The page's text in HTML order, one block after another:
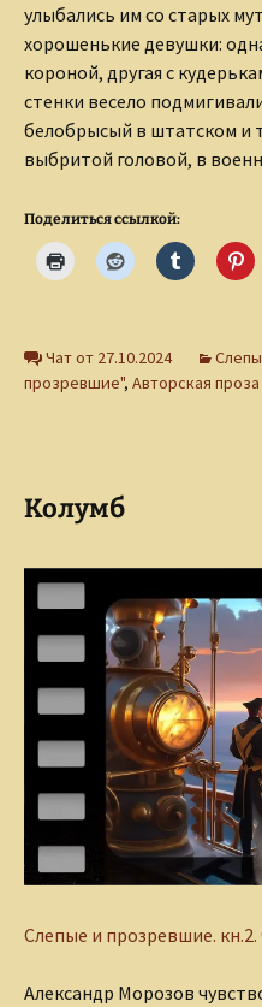
улыбались им со старых
хорошенькие девушки:
короной, другая с
стенки весело
белобрысый в штатском и
выбритой головой, в
Поделиться ссылкой:
Чат от 27.10.2024
прозревшие", Авторская проза
Колумб
Слепые и прозревшие. кн.2.
Александр Морозов